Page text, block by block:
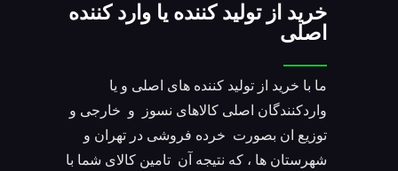
خرید از تولید کننده یا وارد کننده
اصلی
ما با خرید از تولید کننده های اصلی و یا
واردکنندگان اصلی کالاهای نسوز و خارجی و
توزیع ان بصورت خرده فروشی در تهران و
شهرستان ها ، که نتیجه آن تامین کالای شما با